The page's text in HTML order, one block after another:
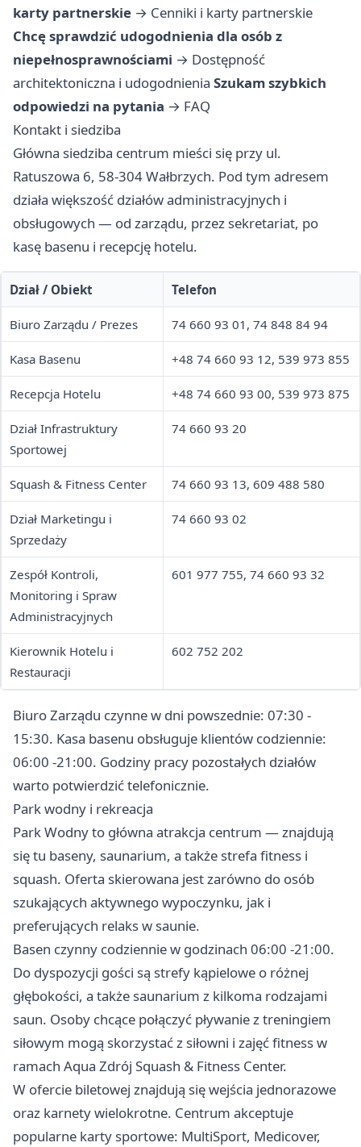
karty partnerskie → Cenniki i karty partnerskie
Chcę sprawdzić udogodnienia dla osób z
niepełnosprawnościami → Dostępność
architektoniczna i udogodnienia Szukam szybkich
odpowiedzi na pytania → FAQ
Kontakt i siedziba
Główna siedziba centrum mieści się przy ul.
Ratuszowa 6, 58-304 Wałbrzych. Pod tym adresem
działa większość działów administracyjnych i
obsługowych — od zarządu, przez sekretariat, po
kasę basenu i recepcję hotelu.
Dział / Obiekt Telefon
Biuro Zarządu / Prezes 74 660 93 01, 74 848 84 94
Kasa Basenu +48 74 660 93 12, 539 973 855
Recepcja Hotelu +48 74 660 93 00, 539 973 875
Dział Infrastruktury
Sportowej
74 660 93 20
Squash & Fitness Center 74 660 93 13, 609 488 580
Dział Marketingu i
Sprzedaży
74 660 93 02
Zespół Kontroli,
Monitoring i Spraw
Administracyjnych
601 977 755, 74 660 93 32
Kierownik Hotelu i
Restauracji
602 752 202
Biuro Zarządu czynne w dni powszednie: 07:30 -
15:30. Kasa basenu obsługuje klientów codziennie:
06:00 -21:00. Godziny pracy pozostałych działów
warto potwierdzić telefonicznie.
Park wodny i rekreacja
Park Wodny to główna atrakcja centrum — znajdują
się tu baseny, saunarium, a także strefa fitness i
squash. Oferta skierowana jest zarówno do osób
szukających aktywnego wypoczynku, jak i
preferujących relaks w saunie.
Basen czynny codziennie w godzinach 06:00 -21:00.
Do dyspozycji gości są strefy kąpielowe o różnej
głębokości, a także saunarium z kilkoma rodzajami
saun. Osoby chcące połączyć pływanie z treningiem
siłowym mogą skorzystać z siłowni i zajęć fitness w
ramach Aqua Zdrój Squash & Fitness Center.
W ofercie biletowej znajdują się wejścia jednorazowe
oraz karnety wielokrotne. Centrum akceptuje
popularne karty sportowe: MultiSport, Medicover,